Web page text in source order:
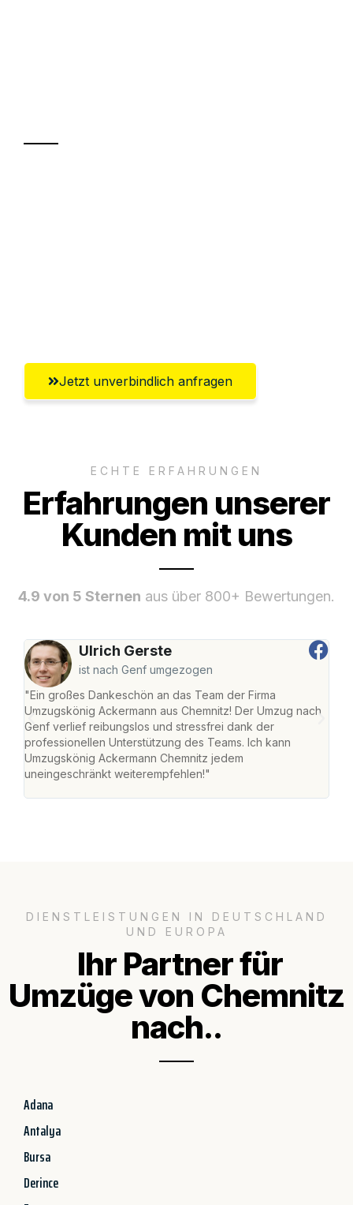
Jetzt unverbindlich anfragen
ECHTE ERFAHRUNGEN
Erfahrungen unserer
Kunden mit uns
4.9 von 5 Sternen aus über 800+ Bewertungen.
Ulrich Gerste
ist nach Genf umgezogen
"Ein großes Dankeschön an das Team der Firma
Umzugskönig Ackermann aus Chemnitz! Der Umzug nach
Genf verlief reibungslos und stressfrei dank der
professionellen Unterstützung des Teams. Ich kann
Umzugskönig Ackermann Chemnitz jedem
uneingeschränkt weiterempfehlen!"
DIENSTLEISTUNGEN IN DEUTSCHLAND
UND EUROPA
Ihr Partner für
Umzüge von Chemnitz
nach..
Adana
Antalya
Bursa
Derince